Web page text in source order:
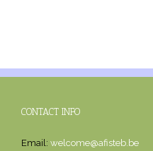
CONTACT INFO
Email: welcome@afisteb.be